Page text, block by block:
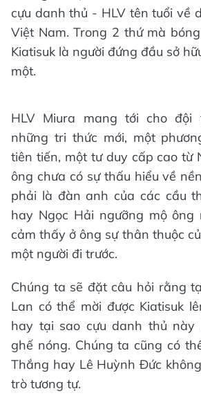
cựu danh thủ - HLV tên tuổi về
Việt Nam. Trong 2 thứ mà
Kiatisuk là người đứng đầu sở
một.
HLV Miura mang tới cho đội
những tri thức mới, một
tiên tiến, một tư duy cấp cao từ
ông chưa có sự thấu hiểu về
phải là đàn anh của các cầu
hay Ngọc Hải ngưỡng mộ ông
cảm thấy ở ông sự thân thuộc
một người đi trước.
Chúng ta sẽ đặt câu hỏi rằng
Lan có thể mời được Kiatisuk
hay tại sao cựu danh thủ
ghế nóng. Chúng ta cũng có
Thắng hay Lê Huỳnh Đức
trò tương tự.